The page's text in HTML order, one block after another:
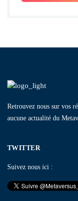
Retrouvez nous sur vos
aucune actualité du
TWITTER
Suivez nous ici :